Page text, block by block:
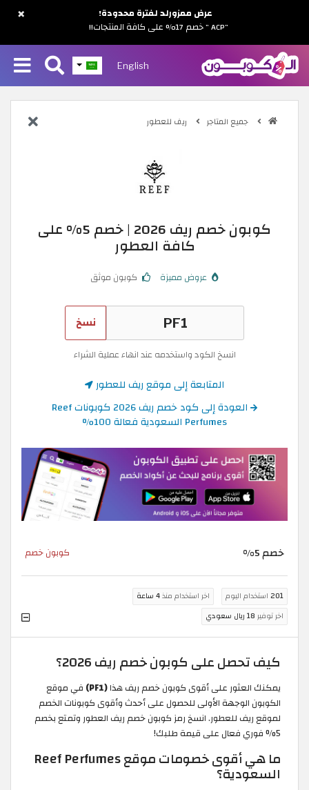
English
جميع المتاجر ريف للعطور
كوبون خصم ريف 2026 | خصم 5% على
كافة العطور
عروض مميزة كوبون موثق
نسخ
انسخ الكود واستخدمه عند انهاء عملية الشراء
المتابعة إلى موقع ريف للعطور
العودة إلى كود خصم ريف 2026 كوبونات Reef
Perfumes السعودية فعالة 100%
خصم 5% كوبون خصم
201 استخدام اليوم اخر استخدام منذ4 ساعة
اخر توفير 18 ريال سعودي
كيف تحصل على كوبون خصم ريف 2026؟
يمكنك العثور على أقوى كوبون خصم ريف هذا(PF1)
في موقع
الكوبون الوجهة الأولى للحصول على أحدث وأقوى كوبونات الخصم
لموقع ريف للعطور. انسخ رمز كوبون خصم ريف العطور وتمتع بخصم
5% فوري فعال على قيمة طلبك!
ما هي أقوى خصومات موقع Reef Perfumes
السعودية؟
×
عرض ممزورلد لفترة محدودة!
"ACP " خصم 17% على كافة المنتجات!!